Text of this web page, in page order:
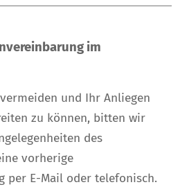
im
und Ihr Anliegen
zu können, bitten wir
des
vorherige
per E-Mail oder telefonisch.